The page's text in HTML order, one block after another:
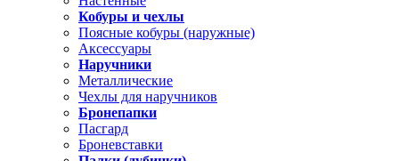
Кобуры и чехлы
Поясные кобуры (наружные)
Аксессуары
Наручники
Металлические
Чехлы для наручников
Бронепапки
Пасгард
Броневставки